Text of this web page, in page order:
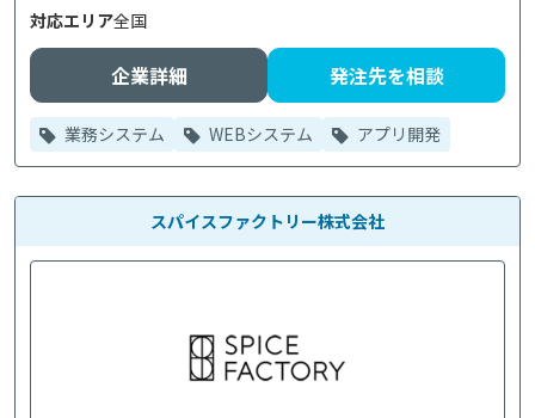
対応エリア全国
企業詳細 発注先を相談
業務システム WEBシステム アプリ開発
スパイスファクトリー株式会社